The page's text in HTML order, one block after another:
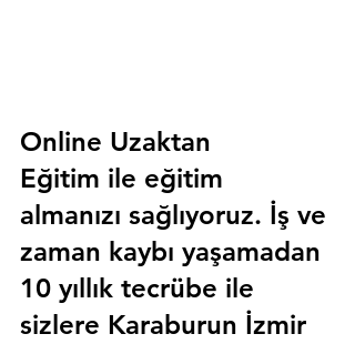
Online Uzaktan
Eğitim ile eğitim
almanızı sağlıyoruz. İş ve
zaman kaybı yaşamadan
10 yıllık tecrübe ile
sizlere Karaburun İzmir